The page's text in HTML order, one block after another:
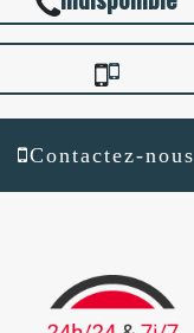
Contactez-nous